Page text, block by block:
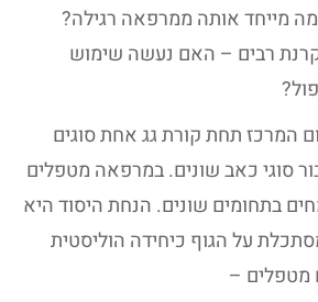
מה מייחד אותה ממרפאה רגילה?
רבים – האם נעשה שימוש
המרכז תחת קורת גג אחת סוגים
סוגי כאב שונים. במרפאה מטפלים
בתחומים שונים. הנחת היסוד היא
על הגוף כיחידה הוליסטית
מטפלים –